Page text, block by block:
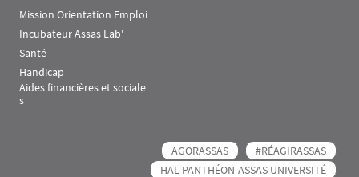
Mission Orientation Emploi
Incubateur Assas Lab'
Santé
Handicap
Aides financières et sociale
s
AGORASSAS
#RÉAGIRASSAS
HAL PANTHÉON-ASSAS UNIVERSITÉ